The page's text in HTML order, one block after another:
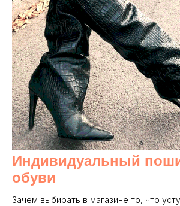
Индивидуальный
обуви
Зачем выбирать в магазине то, что